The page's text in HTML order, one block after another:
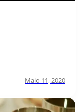
Maio 11, 2020